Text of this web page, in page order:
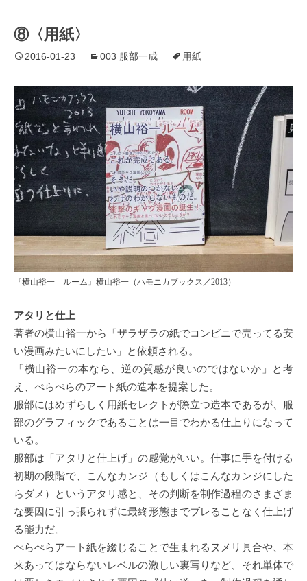
⑧〈用紙〉
2016-01-23 003 服部一成 用紙
『横山裕一 ルーム』横山裕一（ハモニカブックス／2013）
アタリと仕上
著者の横山裕一から「ザラザラの紙でコンビニで売ってる安
い漫画みたいにしたい」と依頼される。
「横山裕一の本なら、逆の質感が良いのではないか」と考
え、ぺらぺらのアート紙の造本を提案した。
服部にはめずらしく用紙セレクトが際立つ造本であるが、服
部のグラフィックであることは一目でわかる仕上りになって
いる。
服部は「アタリと仕上げ」の感覚がいい。仕事に手を付ける
初期の段階で、こんなカンジ（もしくはこんなカンジにした
らダメ）というアタリ感と、その判断を制作過程のさまざま
な要因に引っ張られずに最終形態までブレることなく仕上げ
る能力だ。
ぺらぺらアート紙を綴じることで生まれるヌメリ具合や、本
来あってはならないレベルの激しい裏写りなど、それ単体で